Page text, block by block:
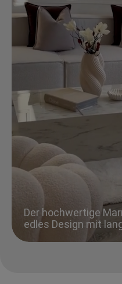
Der hochwertige
edles Design mit